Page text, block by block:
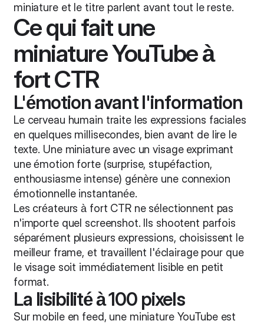
miniature et le titre parlent avant tout le reste.
Ce qui fait une
miniature YouTube à
fort CTR
L'émotion avant l'information
Le cerveau humain traite les expressions faciales
en quelques millisecondes, bien avant de lire le
texte. Une miniature avec un visage exprimant
une émotion forte (surprise, stupéfaction,
enthousiasme intense) génère une connexion
émotionnelle instantanée.
Les créateurs à fort CTR ne sélectionnent pas
n'importe quel screenshot. Ils shootent parfois
séparément plusieurs expressions, choisissent le
meilleur frame, et travaillent l'éclairage pour que
le visage soit immédiatement lisible en petit
format.
La lisibilité à 100 pixels
Sur mobile en feed, une miniature YouTube est